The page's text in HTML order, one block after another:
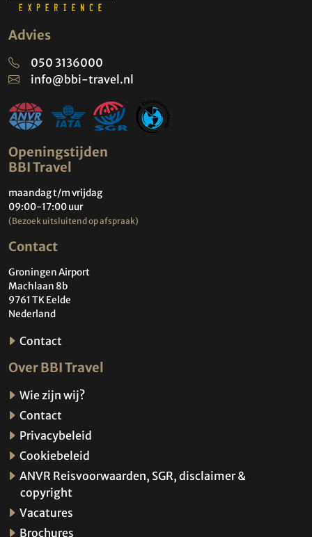
Advies
050 3136000
info@bbi-travel.nl
Openingstijden
BBI Travel
maandag t/m vrijdag
09:00-17:00 uur
(Bezoek uitsluitend op afspraak)
Contact
Groningen Airport
Machlaan 8b
9761 TK Eelde
Nederland
Contact
Over BBI Travel
Wie zijn wij?
Contact
Privacybeleid
Cookiebeleid
ANVR Reisvoorwaarden, SGR, disclaimer &
copyright
Vacatures
Brochures